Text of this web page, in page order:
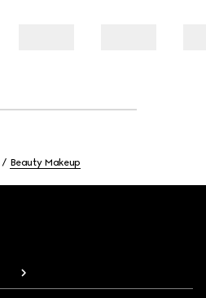
Beauty Makeup